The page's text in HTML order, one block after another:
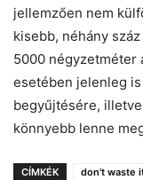
jellemzően nem
kisebb, néhány
5000 négyzetméter
esetében jelenleg
begyűjtésére,
könnyebb lenne
CÍMKÉK don't waste